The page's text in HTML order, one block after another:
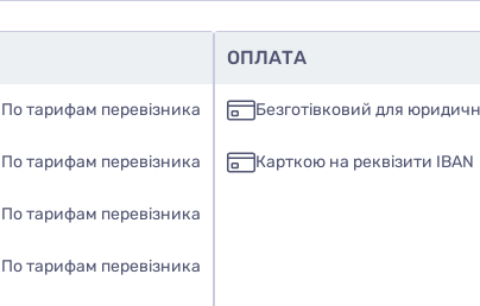
По тарифам перевізника
По тарифам перевізника
По тарифам перевізника
По тарифам перевізника
ОПЛАТА
Безготівковий для
Карткою на реквізити IBAN